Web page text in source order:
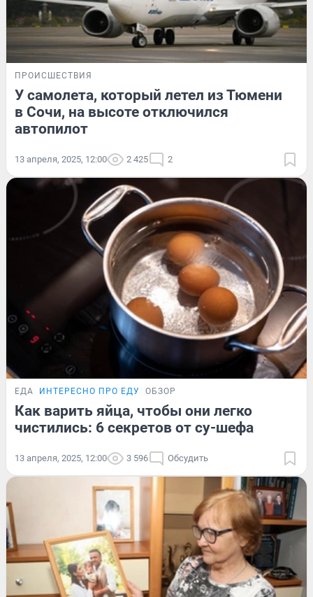
ПРОИСШЕСТВИЯ
У самолета, который летел из Тюмени
в Сочи, на высоте отключился
автопилот
13 апреля, 2025, 12:00 2 425 2
ЕДА ИНТЕРЕСНО ПРО ЕДУ ОБЗОР
Как варить яйца, чтобы они легко
чистились: 6 секретов от су-шефа
13 апреля, 2025, 12:00 3 596 Обсудить